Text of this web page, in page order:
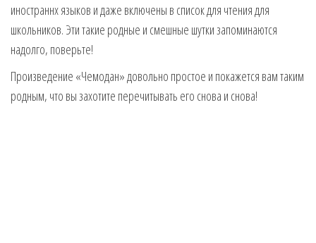
иностраннх языков и даже включены в список для чтения для
школьников. Эти такие родные и смешные шутки запоминаются
надолго, поверьте!
Произведение «Чемодан» довольно простое и покажется вам таким
родным, что вы захотите перечитывать его снова и снова!